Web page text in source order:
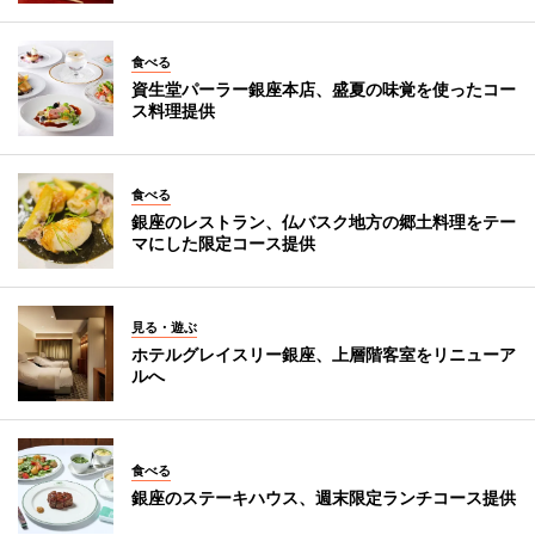
食べる
資生堂パーラー銀座本店、盛夏の味覚を使ったコー
ス料理提供
食べる
銀座のレストラン、仏バスク地方の郷土料理をテー
マにした限定コース提供
見る・遊ぶ
ホテルグレイスリー銀座、上層階客室をリニューア
ルへ
食べる
銀座のステーキハウス、週末限定ランチコース提供